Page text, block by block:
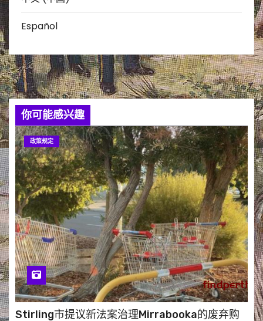
Español
你可能感兴趣
政策规定
Stirling市提议新法案治理Mirrabooka的废弃购